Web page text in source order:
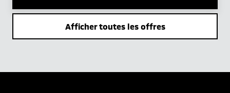
Afficher toutes les offres